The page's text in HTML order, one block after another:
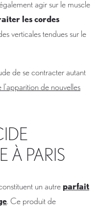
agir sur le muscle
les cordes
verticales tendues sur le
de se contracter autant
de nouvelles
À PARIS
un autreparfait
. Ce produit de